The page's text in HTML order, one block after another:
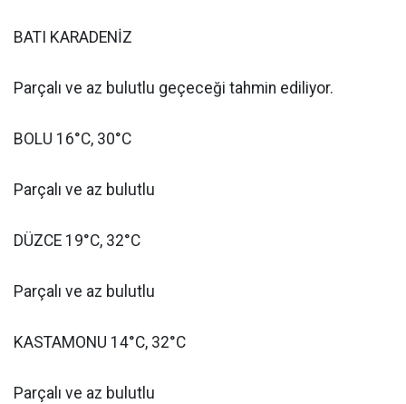
BATI KARADENİZ
Parçalı ve az bulutlu geçeceği tahmin ediliyor.
BOLU 16°C, 30°C
Parçalı ve az bulutlu
DÜZCE 19°C, 32°C
Parçalı ve az bulutlu
KASTAMONU 14°C, 32°C
Parçalı ve az bulutlu